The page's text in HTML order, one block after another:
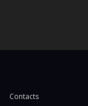
Contacts